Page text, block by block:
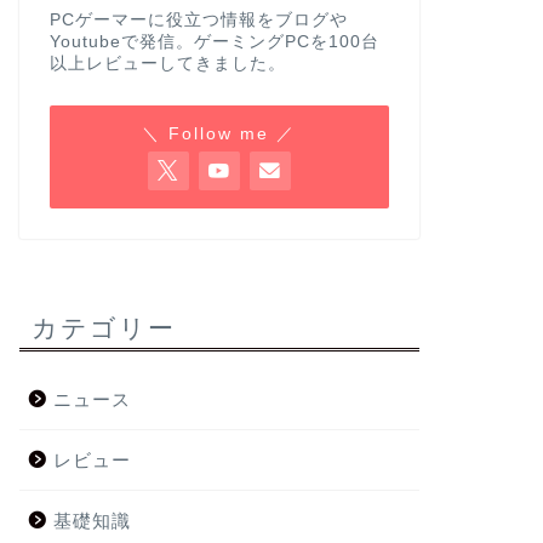
PCゲーマーに役立つ情報をブログや
Youtubeで発信。ゲーミングPCを100台
以上レビューしてきました。
＼ Follow me ／
カテゴリー
ニュース
レビュー
基礎知識